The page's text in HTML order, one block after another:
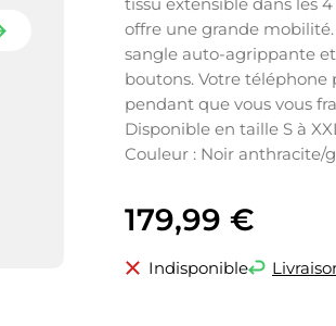
offre une grande
sangle auto-agrippante
boutons. Votre
pendant que vous vous
Disponible en taille S à
Couleur : Noir anthracite/
179,99 €
Indisponible